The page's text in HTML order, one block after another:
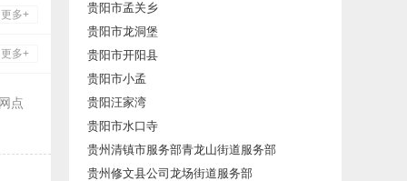
更多+
更多+
点
贵阳市孟关乡
贵阳市龙洞堡
贵阳市开阳县
贵阳市小孟
贵阳汪家湾
贵阳市水口寺
贵州清镇市服务部青龙山街道服务部
贵州修文县公司龙场街道服务部